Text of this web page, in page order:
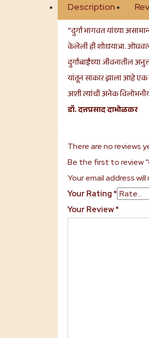
Description
“दुर्गा भागवत यांच्या
केलेली ही शोधयात्रा.
दुर्गाबाईंच्या जीवनातील
यांतून साकार झाला आहे एक
अशी त्यांची अनेक
डॉ. दत्तप्रसाद दाभोळकर
There are no reviews
Be the first to review
Your email address
Your Rating*
Your Review*